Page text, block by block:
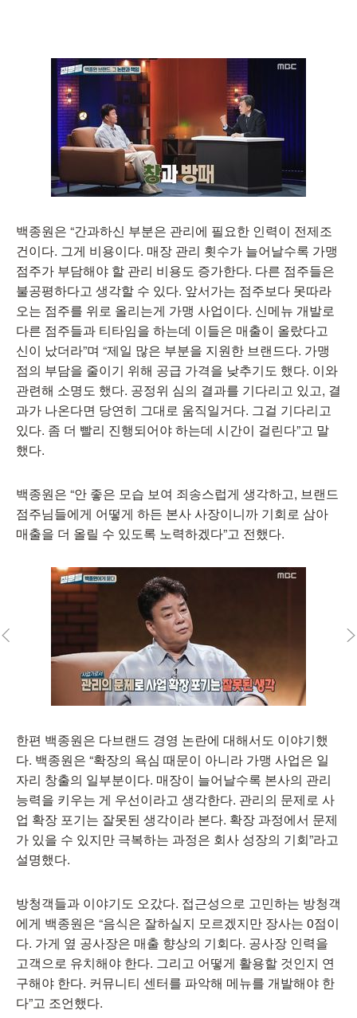
백종원은 “간과하신 부분은 관리에 필요한 인력이 전제조
건이다. 그게 비용이다. 매장 관리 횟수가 늘어날수록 가맹
점주가 부담해야 할 관리 비용도 증가한다. 다른 점주들은
불공평하다고 생각할 수 있다. 앞서가는 점주보다 못따라
오는 점주를 위로 올리는게 가맹 사업이다. 신메뉴 개발로
다른 점주들과 티타임을 하는데 이들은 매출이 올랐다고
신이 났더라”며 “제일 많은 부분을 지원한 브랜드다. 가맹
점의 부담을 줄이기 위해 공급 가격을 낮추기도 했다. 이와
관련해 소명도 했다. 공정위 심의 결과를 기다리고 있고, 결
과가 나온다면 당연히 그대로 움직일거다. 그걸 기다리고
있다. 좀 더 빨리 진행되어야 하는데 시간이 걸린다”고 말
했다.
백종원은 “안 좋은 모습 보여 죄송스럽게 생각하고, 브랜드
점주님들에게 어떻게 하든 본사 사장이니까 기회로 삼아
매출을 더 올릴 수 있도록 노력하겠다”고 전했다.
한편 백종원은 다브랜드 경영 논란에 대해서도 이야기했
다. 백종원은 “확장의 욕심 때문이 아니라 가맹 사업은 일
자리 창출의 일부분이다. 매장이 늘어날수록 본사의 관리
능력을 키우는 게 우선이라고 생각한다. 관리의 문제로 사
업 확장 포기는 잘못된 생각이라 본다. 확장 과정에서 문제
가 있을 수 있지만 극복하는 과정은 회사 성장의 기회”라고
설명했다.
방청객들과 이야기도 오갔다. 접근성으로 고민하는 방청객
에게 백종원은 “음식은 잘하실지 모르겠지만 장사는 0점이
다. 가게 옆 공사장은 매출 향상의 기회다. 공사장 인력을
고객으로 유치해야 한다. 그리고 어떻게 활용할 것인지 연
구해야 한다. 커뮤니티 센터를 파악해 메뉴를 개발해야 한
다”고 조언했다.